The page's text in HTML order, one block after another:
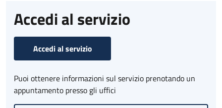
Accedi al servizio
Accedi al servizio
Puoi ottenere informazioni sul servizio prenotando un
appuntamento presso gli uffici